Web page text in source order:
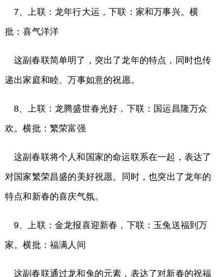
7、上联：龙年行大运，下联：家和万事兴。横
批：喜气洋洋
这副春联简单明了，突出了龙年的特点，同时也传
递出家庭和睦、万事如意的祝愿。
8、上联：龙腾盛世春光好，下联：国运昌隆万众
欢。横批：繁荣富强
这副春联将个人和国家的命运联系在一起，表达了
对国家繁荣昌盛的美好祝愿。同时，也突出了龙年的
特点和新春的喜庆气氛。
9、上联：金龙报喜迎新春，下联：玉兔送福到万
家。横批：福满人间
这副春联通过龙和兔的元素，表达了对新春的祝福